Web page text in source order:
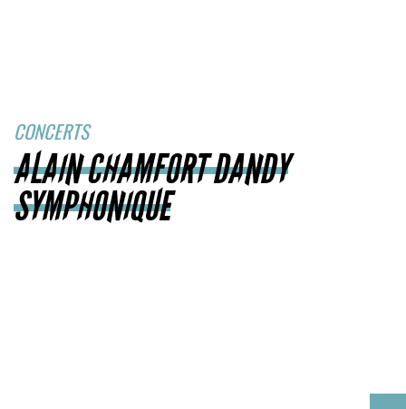
CONCERTS
ALAIN CHAMFORT DANDY
SYMPHONIQUE